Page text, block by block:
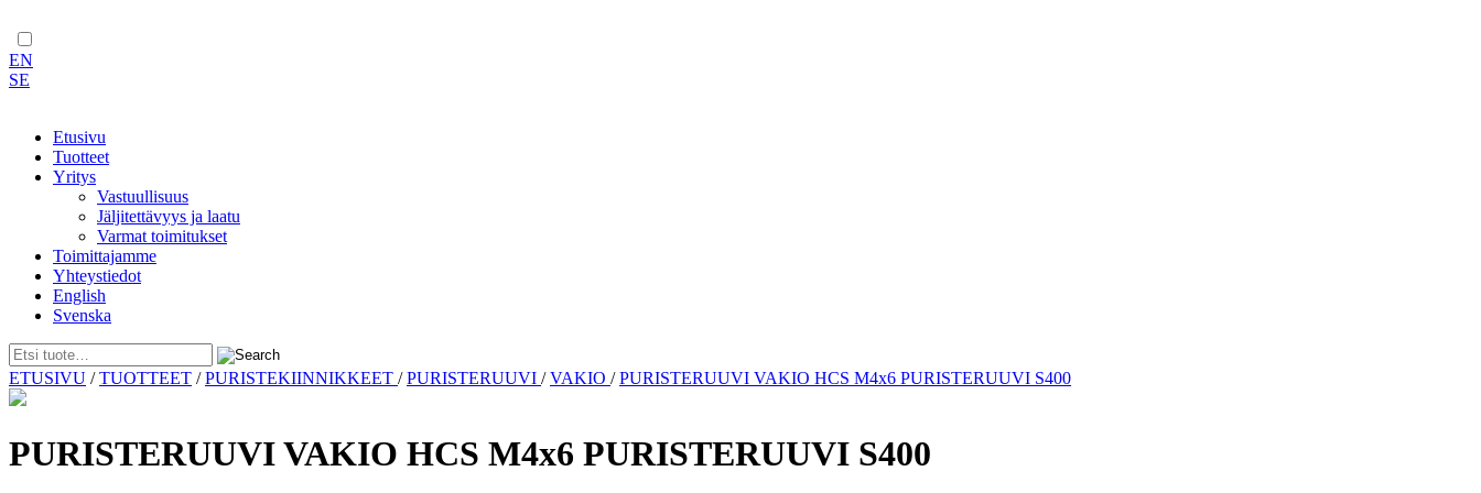
EN
SE
Etusivu
Tuotteet
Yritys
Vastuullisuus
Jäljitettävyys ja laatu
Varmat toimitukset
Toimittajamme
Yhteystiedot
English
Svenska
Skip
to
ETUSIVU /TUOTTEET /PURISTEKIINNIKKEET /PURISTERUUVI /VAKIO /PURISTERUUVI VAKIO HCS M4x6 PURISTERUUVI S400
PURISTERUUVI VAKIO HCS M4x6 PURISTERUUVI S400